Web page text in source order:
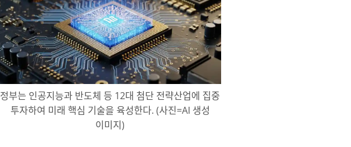
정부는 인공지능과 반도체 등 12대 첨단 전략산업에 집중
투자하여 미래 핵심 기술을 육성한다. (사진=AI 생성
이미지)